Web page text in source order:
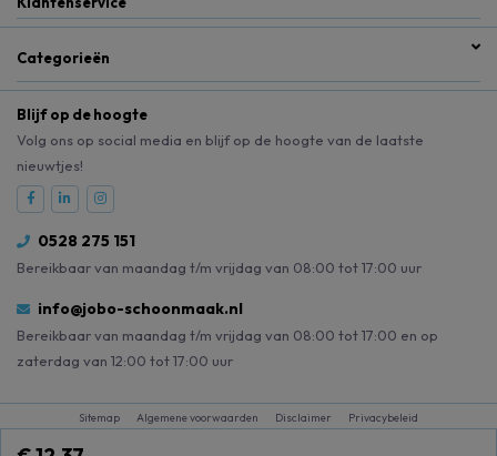
Categorieën
Blijf op de hoogte
Volg ons op social media en blijf op de hoogte van de laatste
nieuwtjes!
0528 275 151
Bereikbaar van maandag t/m vrijdag van 08:00 tot 17:00 uur
info@jobo-schoonmaak.nl
Bereikbaar van maandag t/m vrijdag van 08:00 tot 17:00 en op
zaterdag van 12:00 tot 17:00 uur
Sitemap Algemene voorwaarden Disclaimer Privacybeleid